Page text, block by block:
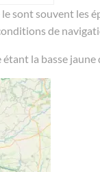
sont souvent les
de
la basse jaune